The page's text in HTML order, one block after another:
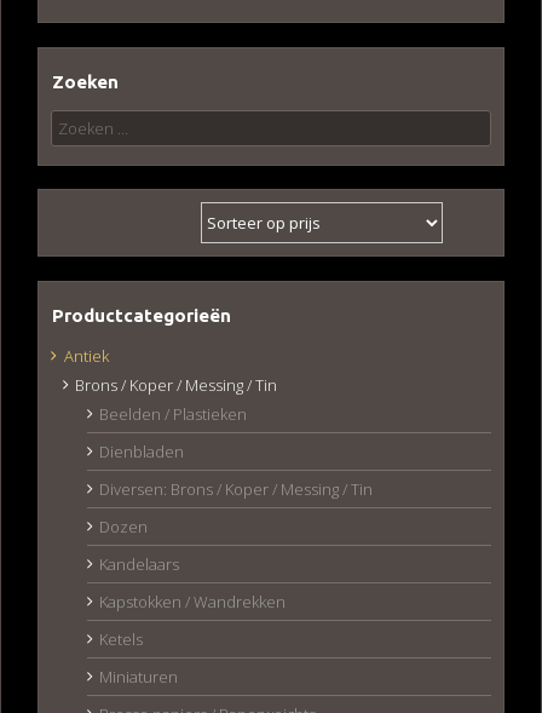
Zoeken
Zoeken
naar:
Productcategorieën
Antiek
Brons / Koper / Messing / Tin
Beelden / Plastieken
Dienbladen
Diversen: Brons / Koper / Messing / Tin
Dozen
Kandelaars
Kapstokken / Wandrekken
Ketels
Miniaturen